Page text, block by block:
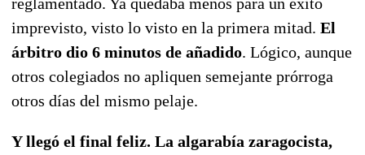
imprevisto, visto lo visto en la primera mitad. El
árbitro dio 6 minutos de añadido. Lógico, aunque
otros colegiados no apliquen semejante prórroga
otros días del mismo pelaje.
Y llegó el final feliz. La algarabía zaragocista,